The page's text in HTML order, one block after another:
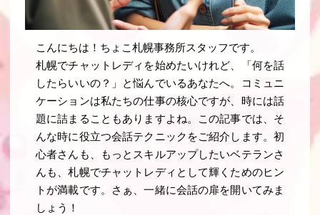
こんにちは！ちょこ札幌事務所スタッフです。
札幌でチャットレディを始めたいけれど、「何を話
したらいいの？」と悩んでいるあなたへ。コミュニ
ケーションは私たちの仕事の核心ですが、時には話
題に詰まることもありますよね。この記事では、そ
んな時に役立つ会話テクニックをご紹介します。初
心者さんも、もっとスキルアップしたいベテランさ
んも、札幌でチャットレディとして輝くためのヒン
トが満載です。さぁ、一緒に会話の扉を開いてみま
しょう！